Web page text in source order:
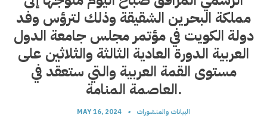
مملكة البحرين الشقيقة وذلك لترؤس وفد
دولة الكويت في مؤتمر مجلس جامعة الدول
العربية الدورة العادية الثالثة والثلاثين على
مستوى القمة العربية والتي ستعقد في
العاصمة المنامة.
MAY 16, 2024 • البيانات والمنشورات